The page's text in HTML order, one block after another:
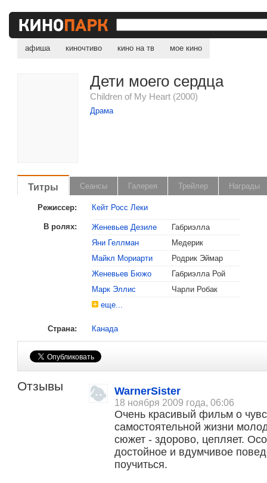
афиша киночтиво кино на тв мое кино
Дети моего сердца
Children of My Heart (2000)
Драма
Титры Сеансы Галерея Трейлер Награды
Режиссер: Кейт Росс Леки
В ролях: Женевьев Дезиле
Габриэлла
Яни Геллман
Медерик
Майкл Мориарти
Родрик Эймар
Женевьев Бюжо
Габриэлла Рой
Марк Эллис
Чарли Робак
еще...
Страна: Канада
Отзывы WarnerSister
18 ноября 2009 года, 06:06
Очень красивый фильм о
самостоятельной жизни
сюжет - здорово, цепляет.
достойное и вдумчивое
поучиться.
, поделитесь своим мнением